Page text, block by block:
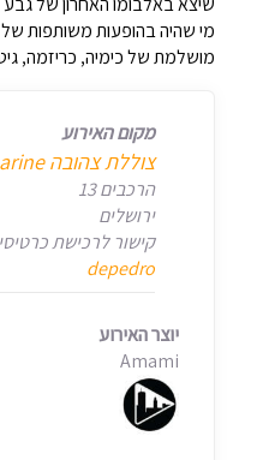
מי שהיה בהופעות משותפות של
מושלמת של כימיה, כריזמה,
מקום האירוע
צוללת צהובה Yellow Submarine
הרכבים 13
ירושלים
קישור לרכישת
depedro
יוצר האירוע
Amami